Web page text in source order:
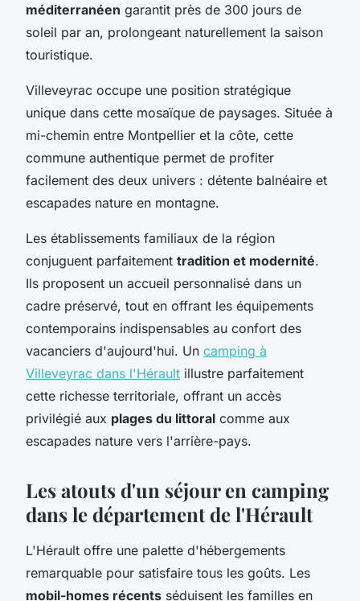
méditerranéen garantit près de 300 jours de
soleil par an, prolongeant naturellement la saison
touristique.
Villeveyrac occupe une position stratégique
unique dans cette mosaïque de paysages. Située à
mi-chemin entre Montpellier et la côte, cette
commune authentique permet de profiter
facilement des deux univers : détente balnéaire et
escapades nature en montagne.
Les établissements familiaux de la région
conjuguent parfaitement tradition et modernité.
Ils proposent un accueil personnalisé dans un
cadre préservé, tout en offrant les équipements
contemporains indispensables au confort des
vacanciers d'aujourd'hui. Un camping à
Villeveyrac dans l'Hérault illustre parfaitement
cette richesse territoriale, offrant un accès
privilégié aux plages du littoral comme aux
escapades nature vers l'arrière-pays.
Les atouts d'un séjour en camping
dans le département de l'Hérault
L'Hérault offre une palette d'hébergements
remarquable pour satisfaire tous les goûts. Les
mobil-homes récents séduisent les familles en